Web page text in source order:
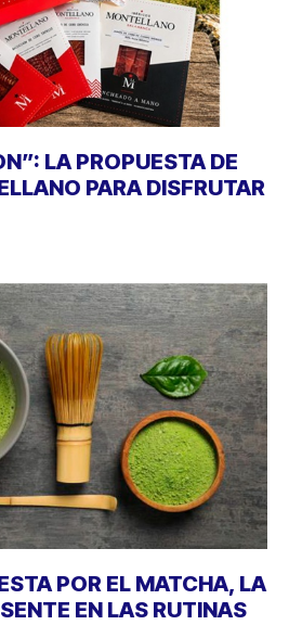
LA PROPUESTA DE
PARA DISFRUTAR
POR EL MATCHA, LA
EN LAS RUTINAS